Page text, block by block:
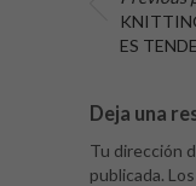
ES
Deja una
Tu dirección
publicada.